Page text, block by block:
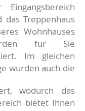
Eingangsbereich
das Treppenhaus
Wohnhauses
für Sie
Im gleichen
wurden auch die
wodurch das
bietet Ihnen